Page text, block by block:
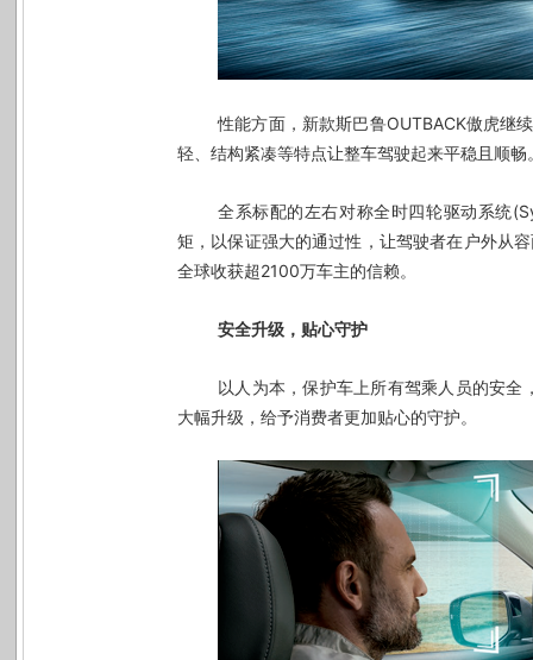
性能方面，新款斯巴鲁OUTBACK傲虎继
轻、结构紧凑等特点让整车驾驶起来平稳且顺畅
全系标配的左右对称全时四轮驱动系统
矩，以保证强大的通过性，让驾驶者在户外从
全球收获超2100万车主的信赖。
安全升级，贴心守护
以人为本，保护车上所有驾乘人员的安
大幅升级，给予消费者更加贴心的守护。